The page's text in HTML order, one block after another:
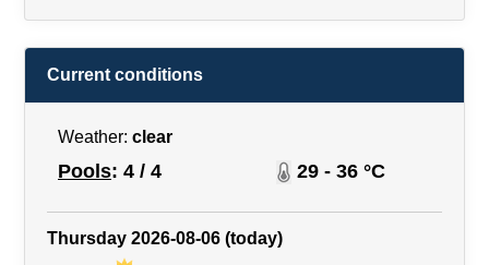
Current conditions
Weather: clear
Pools: 4 / 4 29 - 36 °C
Thursday 2026-08-06 (today)